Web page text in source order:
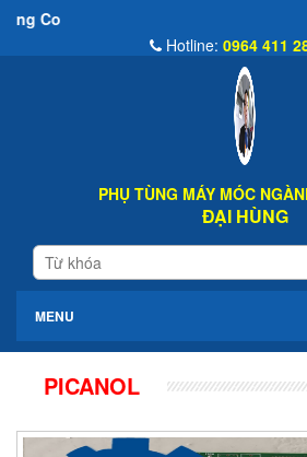
Hotline: 0964 411
PHỤ TÙNG MÁY MÓC
ĐẠI HÙNG
MENU
PICANOL